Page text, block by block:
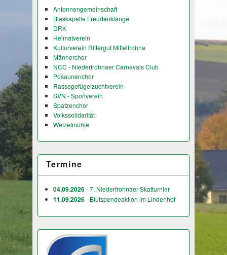
Antennengemeinschaft
Blaskapelle Freudenklänge
DRK
Heimatverein
Kulturverein Rittergut Mittelfrohna
Männerchor
NCC - Niederfrohnaer Carnevals Club
Posaunenchor
Rassegefügelzuchtverein
SVN - Sportverein
Spatzenchor
Volkssolidarität
Wetzelmühle
Termine
04.09.2026- 7. Niederfrohnaer Skatturnier
11.09.2026- Blutspendeaktion im Lindenhof